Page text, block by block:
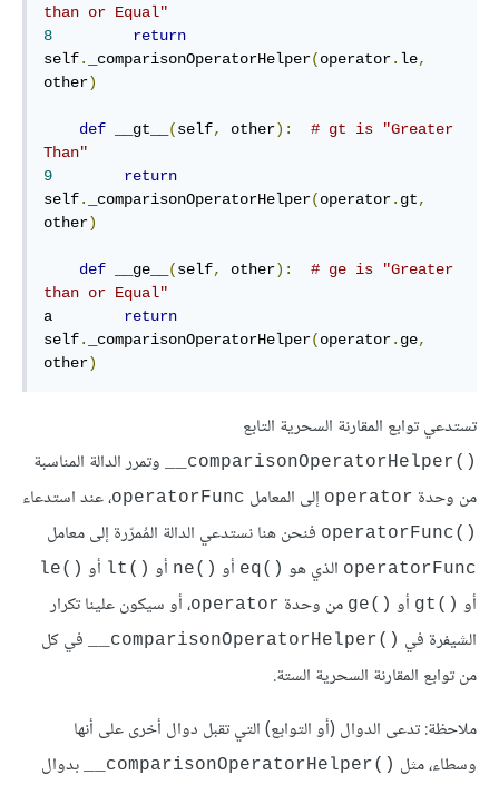
than or Equal"
8
return
self. _comparisonOperatorHelper(operator. le,
other)
def __gt__ (self, other):
# gt is "Greater
Than"
9
return
self. _comparisonOperatorHelper(operator. gt,
other)
def __ge__ (self, other):
# ge is "Greater
than or Equal"
a return
self. _comparisonOperatorHelper(operator. ge,
other)
تستدعي توابع المقارنة السحرية التابع
‎__comparisonOperatorHelper()‎
وتمرر الدالة المناسبة
من وحدة operator إلى المعامل operatorFunc، عند استدعاء
operatorFunc()‎ فنحن هنا نستدعي الدالة المُمرّرة إلى معامل
operatorFunc الذي هو eq()‎ أو ne()‎ أو lt()‎ أو le()‎
أو gt()‎ أو ge()‎ من وحدة operator، أو سيكون علينا تكرار
الشيفرة في ‎__comparisonOperatorHelper()‎
في كل
من توابع المقارنة السحرية الستة.
ملاحظة: تدعى الدوال (أو التوابع) التي تقبل دوال أخرى على أنها
وسطاء، مثل ‎__comparisonOperatorHelper()‎
بدوال